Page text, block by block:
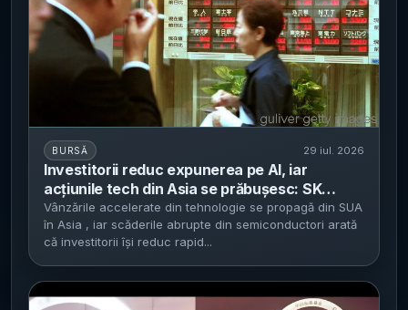
BURSĂ 29 iul. 2026
Investitorii reduc expunerea pe AI, iar
acțiunile tech din Asia se prăbușesc: SK
Hynix -15% și SoftBank -10% - Vânzările se
propagă după o nouă sesiune negativă pe
Wall Street
Vânzările accelerate din tehnologie se propagă din SUA
în Asia , iar scăderile abrupte din semiconductori arată
că investitorii își reduc rapid...